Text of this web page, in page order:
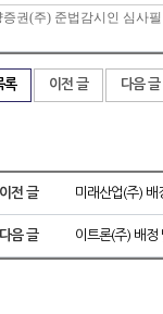
증권(주) 준법감시인 심사필
록 이전 글 다음 글
이전 글 미래산업(주) 배
다음 글 이트론(주) 배정